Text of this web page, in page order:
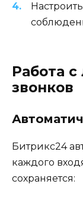
Работа
звонков
Битрикс24
каждого
сохраняется: